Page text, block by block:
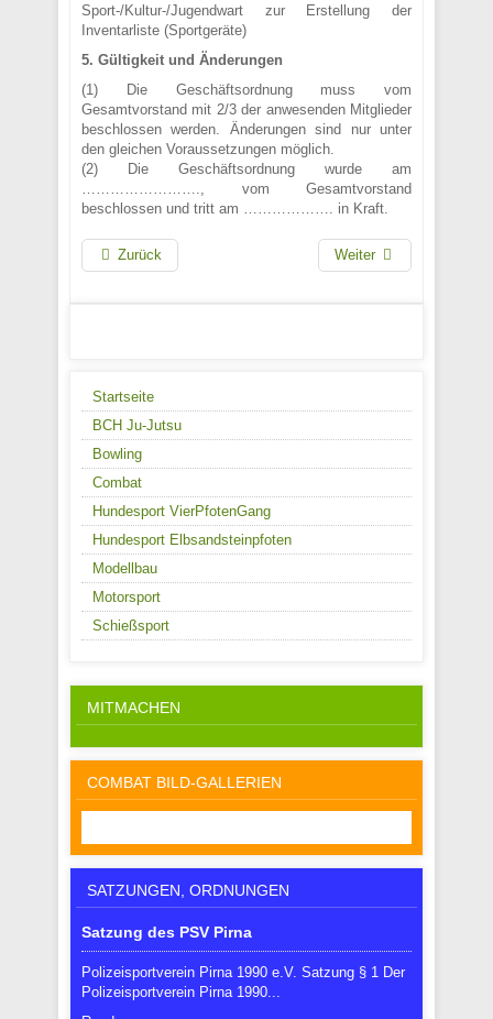
Sport-/Kultur-/Jugendwart zur Erstellung der
Inventarliste (Sportgeräte)
5. Gültigkeit und Änderungen
(1) Die Geschäftsordnung muss vom
Gesamtvorstand mit 2/3 der anwesenden Mitglieder
beschlossen werden. Änderungen sind nur unter
den gleichen Voraussetzungen möglich.
(2) Die Geschäftsordnung wurde am
……………………., vom Gesamtvorstand
beschlossen und tritt am ………………. in Kraft.
Zurück Weiter
Startseite
BCH Ju-Jutsu
Bowling
Combat
Hundesport VierPfotenGang
Hundesport Elbsandsteinpfoten
Modellbau
Motorsport
Schießsport
MITMACHEN
COMBAT BILD-GALLERIEN
SATZUNGEN, ORDNUNGEN
Satzung des PSV Pirna
Polizeisportverein Pirna 1990 e.V. Satzung § 1 Der
Polizeisportverein Pirna 1990...